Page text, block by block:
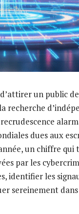
un public
recherche
dues aux
un chiffre qui
par les
identifier les
sereinement